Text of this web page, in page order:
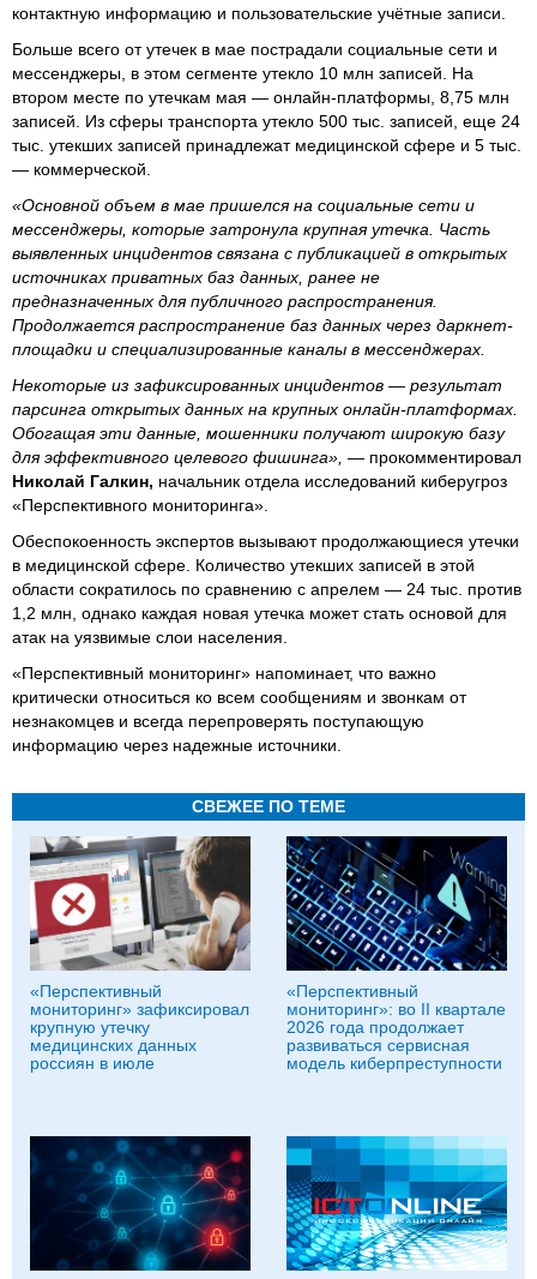
контактную информацию и пользовательские учётные записи.
Больше всего от утечек в мае пострадали социальные сети и
мессенджеры, в этом сегменте утекло 10 млн записей. На
втором месте по утечкам мая — онлайн-платформы, 8,75 млн
записей. Из сферы транспорта утекло 500 тыс. записей, еще 24
тыс. утекших записей принадлежат медицинской сфере и 5 тыс.
— коммерческой.
«Основной объем в мае пришелся на социальные сети и
мессенджеры, которые затронула крупная утечка. Часть
выявленных инцидентов связана с публикацией в открытых
источниках приватных баз данных, ранее не
предназначенных для публичного распространения.
Продолжается распространение баз данных через даркнет-
площадки и специализированные каналы в мессенджерах.
Некоторые из зафиксированных инцидентов — результат
парсинга открытых данных на крупных онлайн-платформах.
Обогащая эти данные, мошенники получают широкую базу
для эффективного целевого фишинга», — прокомментировал
Николай Галкин, начальник отдела исследований киберугроз
«Перспективного мониторинга».
Обеспокоенность экспертов вызывают продолжающиеся утечки
в медицинской сфере. Количество утекших записей в этой
области сократилось по сравнению с апрелем — 24 тыс. против
1,2 млн, однако каждая новая утечка может стать основой для
атак на уязвимые слои населения.
«Перспективный мониторинг» напоминает, что важно
критически относиться ко всем сообщениям и звонкам от
незнакомцев и всегда перепроверять поступающую
информацию через надежные источники.
СВЕЖЕЕ ПО ТЕМЕ
«Перспективный
мониторинг» зафиксировал
крупную утечку
медицинских данных
россиян в июле
«Перспективный
мониторинг»: во II квартале
2026 года продолжает
развиваться сервисная
модель киберпреступности